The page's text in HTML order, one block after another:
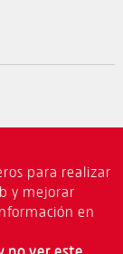
para realizar
y mejorar
en